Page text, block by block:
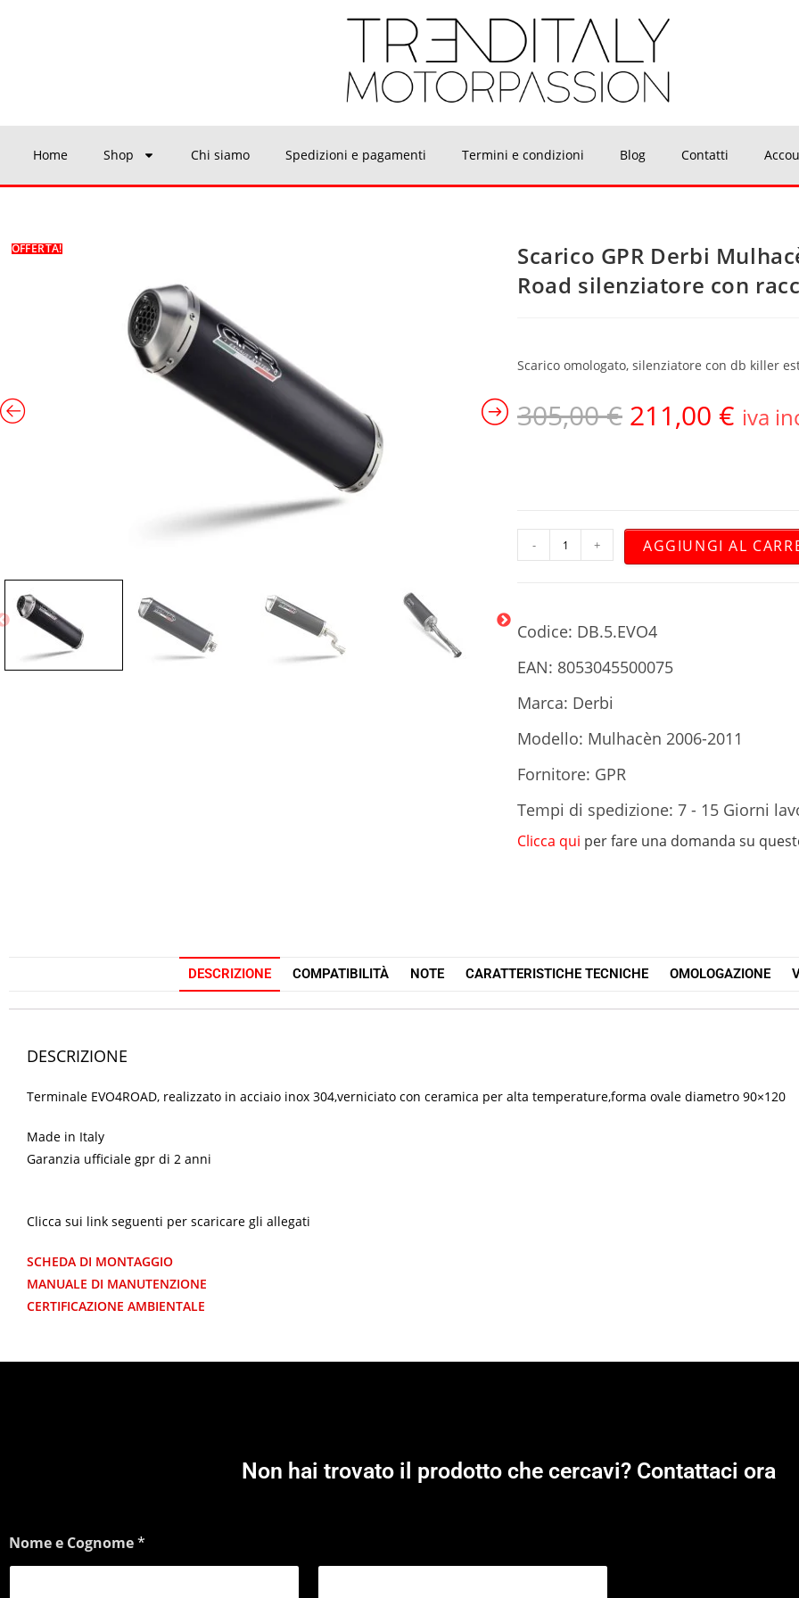
Home Shop Chi siamo Spedizioni e pagamenti Termini e condizioni Blog Contatti
OFFERTA!
Scarico GPR Derbi
Road silenziatore con
Scarico omologato, silenziatore con db killer
305,00€ 211,00 € iva
- + AGGIUNGI AL
Codice: DB.5.EVO4
EAN: 8053045500075
Marca: Derbi
Modello: Mulhacèn 2006-2011
Fornitore: GPR
Tempi di spedizione: 7 - 15 Giorni
Clicca qui per fare una domanda su
DESCRIZIONE COMPATIBILITÀ NOTE CARATTERISTICHE TECNICHE OMOLOGAZIONE
DESCRIZIONE
Terminale EVO4ROAD, realizzato in acciaio inox 304,verniciato con ceramica per alta temperature,forma ovale diametro 90×120
Made in Italy
Garanzia ufficiale gpr di 2 anni
Clicca sui link seguenti per scaricare gli allegati
SCHEDA DI MONTAGGIO
MANUALE DI MANUTENZIONE
CERTIFICAZIONE AMBIENTALE
Non hai trovato il prodotto che cercavi? Contattaci ora
Nome e Cognome*